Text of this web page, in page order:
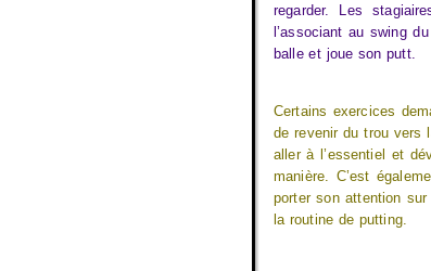
regarder. Les
l’associant au swing
balle et joue son putt.
Certains exercices
de revenir du trou vers
aller à l’essentiel et
manière. C’est
porter son attention
la routine de putting.